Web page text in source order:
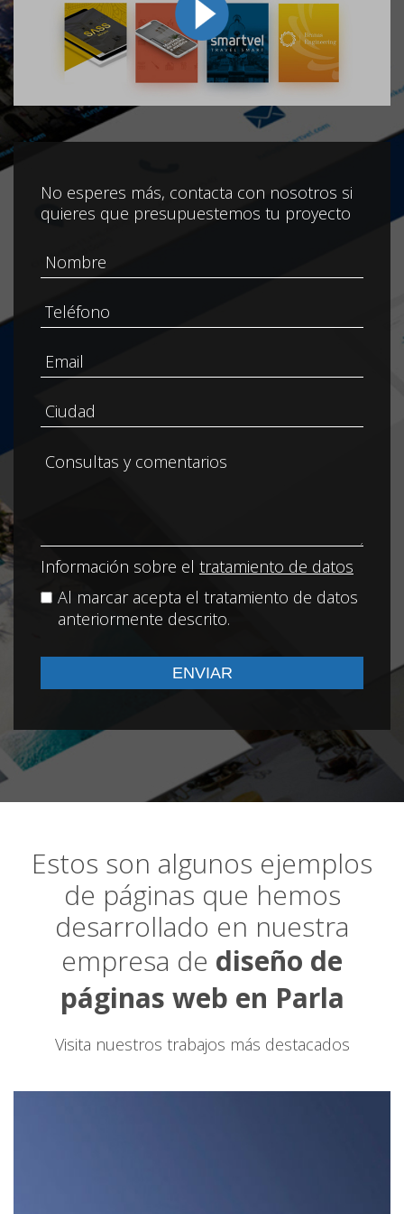
No esperes más, contacta con nosotros si
quieres que presupuestemos tu proyecto
Información sobre el tratamiento de datos
Al marcar acepta el tratamiento de datos
anteriormente descrito.
Estos son algunos ejemplos
de páginas que hemos
desarrollado en nuestra
empresa de diseño de
páginas web en Parla
Visita nuestros trabajos más destacados